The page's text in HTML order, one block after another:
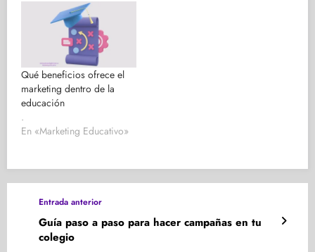
Qué beneficios ofrece el
marketing dentro de la
educación
.
En «Marketing Educativo»
Entrada anterior
Guía paso a paso para hacer campañas en tu
colegio